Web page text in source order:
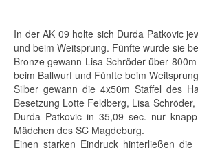
In der AK 09 holte sich Durda Patkovic
und beim Weitsprung. Fünfte wurde sie
Bronze gewann Lisa Schröder über
beim Ballwurf und Fünfte beim
Silber gewann die 4x50m Staffel des
Besetzung Lotte Feldberg, Lisa
Durda Patkovic in 35,09 sec. nur
Mädchen des SC Magdeburg.
Einen starken Eindruck hinterließen